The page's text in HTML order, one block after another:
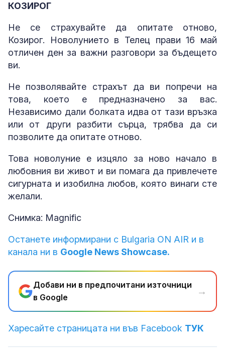
КОЗИРОГ
Не се страхувайте да опитате отново,
Козирог. Новолунието в Телец прави 16 май
отличен ден за важни разговори за бъдещето
ви.
Не позволявайте страхът да ви попречи на
това, което е предназначено за вас.
Независимо дали болката идва от тази връзка
или от други разбити сърца, трябва да си
позволите да опитате отново.
Това новолуние е изцяло за ново начало в
любовния ви живот и ви помага да привлечете
сигурната и изобилна любов, която винаги сте
желали.
Снимка: Magnific
Останете информирани с Bulgaria ON AIR и в
канала ни в Google News Showcase.
Добави ни в предпочитани източници
в Google
→
Харесайте страницата ни във Facebook ТУК